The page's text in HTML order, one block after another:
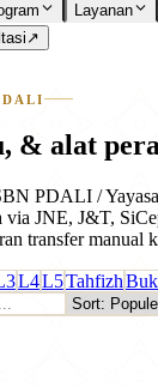
Layanan
↗
& alat
PDALI /
via JNE, J&T,
transfer manual
L4L5Tahfizh